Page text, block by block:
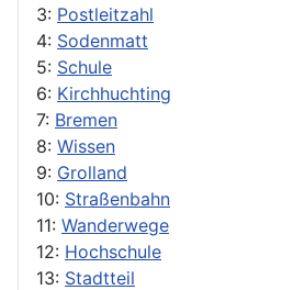
3: Postleitzahl
4: Sodenmatt
5: Schule
6: Kirchhuchting
7: Bremen
8: Wissen
9: Grolland
10: Straßenbahn
11: Wanderwege
12: Hochschule
13: Stadtteil